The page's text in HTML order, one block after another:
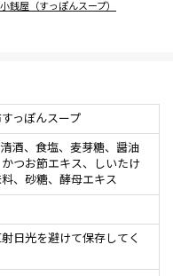
銭屋（すっぽんスープ）
っぽんスープ
酒、食塩、麦芽糖、醤油
かつお節エキス、しいたけ
、砂糖、酵母エキス
日光を避けて保存してく